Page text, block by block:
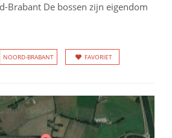
Brabant De bossen zijn eigendom
NOORD-BRABANT FAVORIET